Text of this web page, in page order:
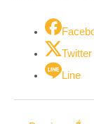
Twitter
Line